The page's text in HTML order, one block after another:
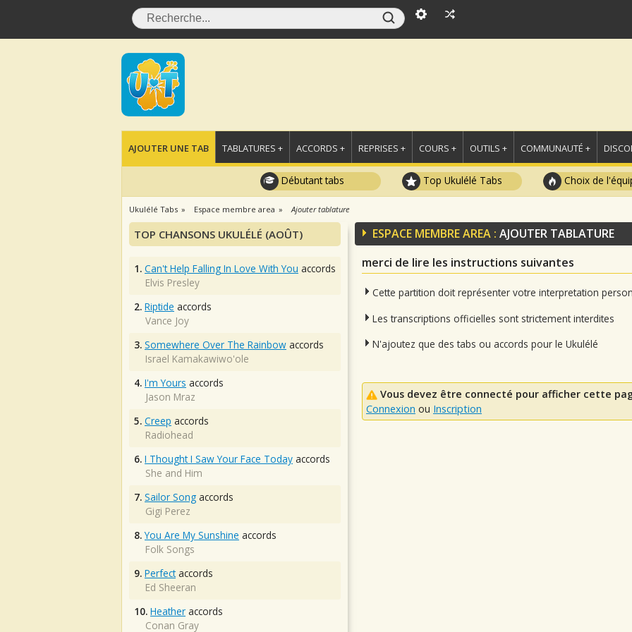
AJOUTER UNE TAB TABLATURES + ACCORDS + REPRISES + COURS + OUTILS + COMMUNAUTÉ +
Débutant tabs Top Ukulélé Tabs Choix de
Ukulélé Tabs Espace membre area Ajouter tablature
ESPACE MEMBRE AREA : AJOUTER TABLATURE
merci de lire les instructions suivantes
Cette partition doit représenter votre interpretation
Les transcriptions officielles sont strictement interdites
N'ajoutez que des tabs ou accords pour le Ukulélé
Vous devez être connecté pour afficher cette
Connexion ou Inscription
TOP CHANSONS UKULÉLÉ (AOÛT)
1. Can't Help Falling In Love With You accords
Elvis Presley
2. Riptide accords
Vance Joy
3. Somewhere Over The Rainbow accords
Israel Kamakawiwo'ole
4. I'm Yours accords
Jason Mraz
5. Creep accords
Radiohead
6. I Thought I Saw Your Face Today accords
She and Him
7. Sailor Song accords
Gigi Perez
8. You Are My Sunshine accords
Folk Songs
9. Perfectaccords
Ed Sheeran
10. Heather accords
Conan Gray